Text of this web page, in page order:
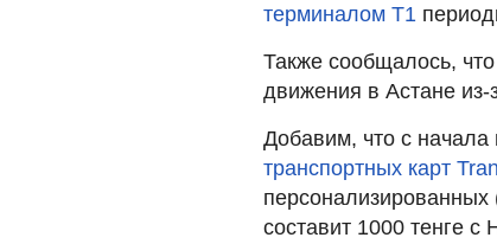
терминалом Т1
Также сообщалось, что
движения в Астане из-
Добавим, что с начала
транспортных карт
персонализированных
составит 1000 тенге